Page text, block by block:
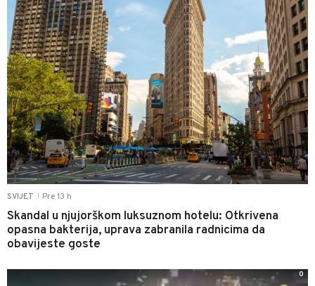
SVIJET Pre 13 h
Skandal u njujorškom luksuznom hotelu: Otkrivena
opasna bakterija, uprava zabranila radnicima da
obavijeste goste
0